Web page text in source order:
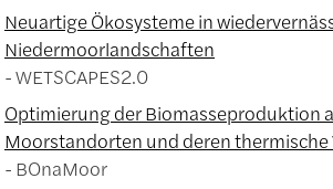
Neuartige Ökosysteme in
Niedermoorlandschaften
WETSCAPES2.0
Optimierung der Biomasseproduktion
Moorstandorten und deren
BOnaMoor